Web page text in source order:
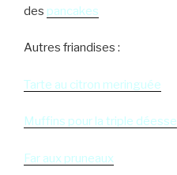
des pancakes
Autres friandises :
Tarte au citron meringuée
Muffins pour la triple déesse
Far aux pruneaux